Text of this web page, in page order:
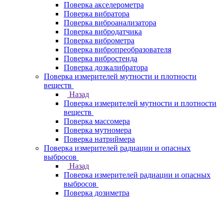
Поверка акселерометра
Поверка вибратора
Поверка виброанализатора
Поверка вибродатчика
Поверка виброметра
Поверка вибропреобразователя
Поверка вибростенда
Поверка дозкалибратора
Поверка измерителей мутности и плотности
веществ
Назад
Поверка измерителей мутности и плотности
веществ
Поверка массомера
Поверка мутномера
Поверка натриймера
Поверка измерителей радиации и опасных
выбросов
Назад
Поверка измерителей радиации и опасных
выбросов
Поверка дозиметра